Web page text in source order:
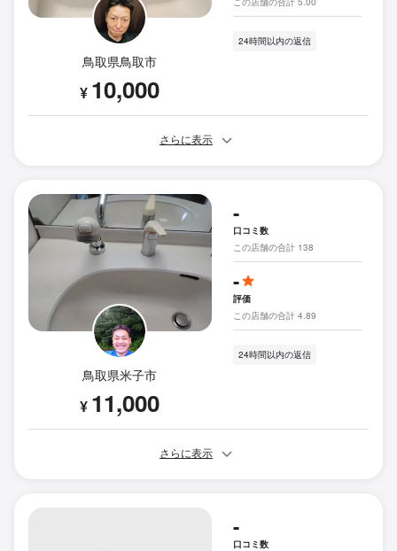
鳥取県鳥取市
¥ 10,000
24時間以内の返信
さらに表示
鳥取県米子市
¥ 11,000
-
口コミ数
この店舗の合計 138
-
評価
この店舗の合計 4.89
24時間以内の返信
さらに表示
-
口コミ数